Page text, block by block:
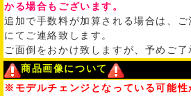
かる場合もございます。
追加で手数料が加算される場合は、
にてご連絡致します。
ご面倒をおかけ致しますが、予めご了
商品画像について
※モデルチェンジとなっている可能性